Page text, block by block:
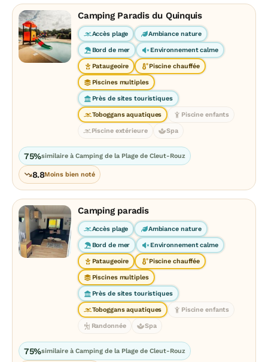
Camping Paradis du Quinquis
Accès plage Ambiance nature
Bord de mer Environnement calme
Pataugeoire Piscine chauffée
Piscines multiples
Près de sites touristiques
Toboggans aquatiques Piscine enfants
Piscine extérieure Spa
75%similaire à Camping de la Plage de Cleut-Rouz
8.8Moins bien noté
Camping paradis
Accès plage Ambiance nature
Bord de mer Environnement calme
Pataugeoire Piscine chauffée
Piscines multiples
Près de sites touristiques
Toboggans aquatiques Piscine enfants
Randonnée Spa
75%similaire à Camping de la Plage de Cleut-Rouz